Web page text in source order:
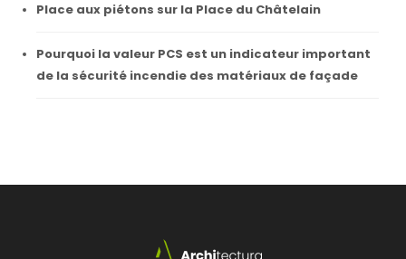
Place aux piétons sur la Place du Châtelain
Pourquoi la valeur PCS est un indicateur important
de la sécurité incendie des matériaux de façade